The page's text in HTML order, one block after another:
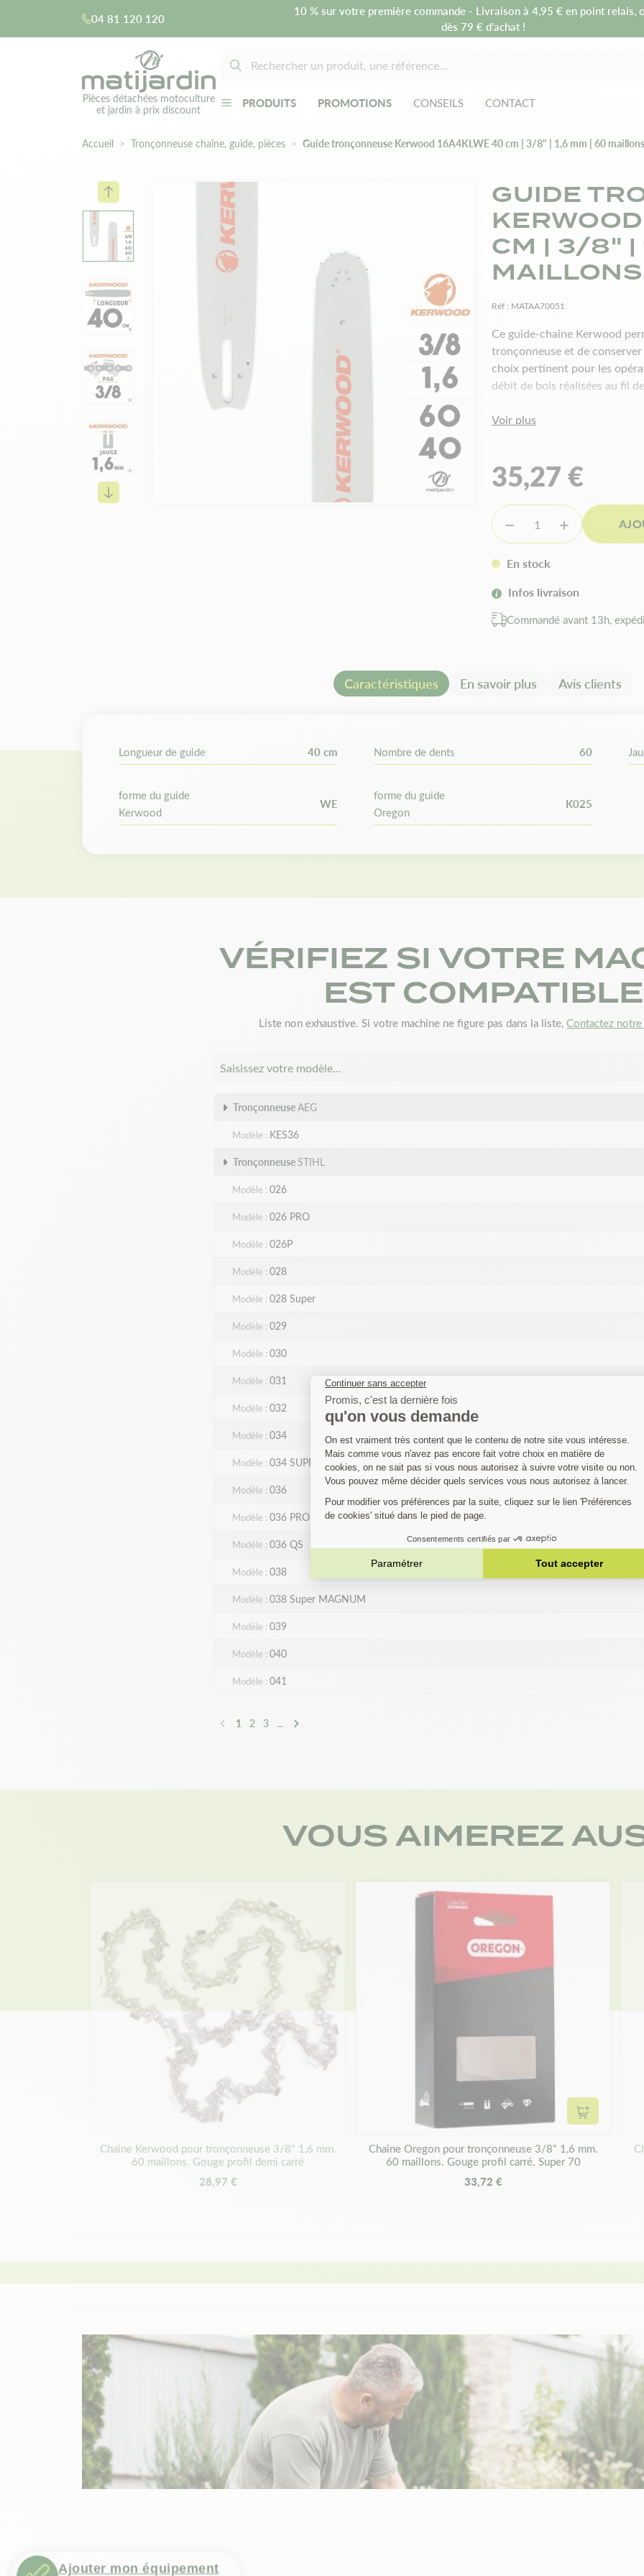
04 81 120 120
10 % sur votre première commande - Livraison à 4,95 € en point relais,
dès 79 € d’achat !
Pièces détachées motoculture
et jardin à prix discount
PRODUITS PROMOTIONS CONSEILS CONTACT
Ajouter mon équipement
Accueil Tronçonneuse chaîne, guide, pièces Guide tronçonneuse Kerwood 16A4KLWE 40 cm | 3/8" | 1,6 mm | 60 maillons
GUIDE
CM | 3/8" |
MAILLONS
Réf : MATAA70051
Ce guide-chaîne Kerwood
tronçonneuse et de
choix pertinent pour les
débit de bois réalisées au fil
Pas de la chaîne :
Longueur de coupe :
Jauge :1,6 mm
Nombre de maillons : 60
Forme du guide Kerwood :
Forme du guide
Les avantages
compatibilité avant
Adaptable sur guide de
Voir plus
35,27 €
 
En stock
Infos livraison
Commandé avant 13h,
Caractéristiques En savoir plus Avis clients
Longueur de guide 40 cm Nombre de dents 60
forme du guide
Kerwood
WE
forme du guide
Oregon
K025
VÉRIFIEZ SI VOTRE
EST COMPATIBLE
Liste non exhaustive. Si votre machine ne figure pas dans la liste, Contactez
Saisissez votre modèle…
TronçonneuseAEG
Modèle
KES36
TronçonneuseSTIHL
Modèle 026
Modèle 026 PRO
Modèle 026P
Modèle 028
Modèle 028 Super
Modèle 029
Modèle 030
Modèle 031
Modèle 032
Modèle 034
Modèle 034 SUPER
Modèle 036
Modèle 036 PRO
Modèle 036 QS
Modèle 038
Modèle 038 Super MAGNUM
Modèle 039
Modèle 040
Modèle 041
Précédent
1 2 3 ... Suivant
VOUS AIMEREZ
Chaîne Kerwood pour tronçonneuse 3/8" 1,6 mm.
60 maillons. Gouge profil demi carré
28,97 €
Ajouter au
Chaîne Oregon pour tronçonneuse 3/8" 1,6 mm.
60 maillons. Gouge profil carré. Super 70
33,72 €